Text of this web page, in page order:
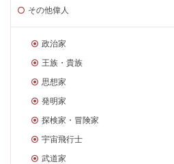
その他偉人
政治家
王族・貴族
思想家
発明家
探検家・冒険家
宇宙飛行士
武道家